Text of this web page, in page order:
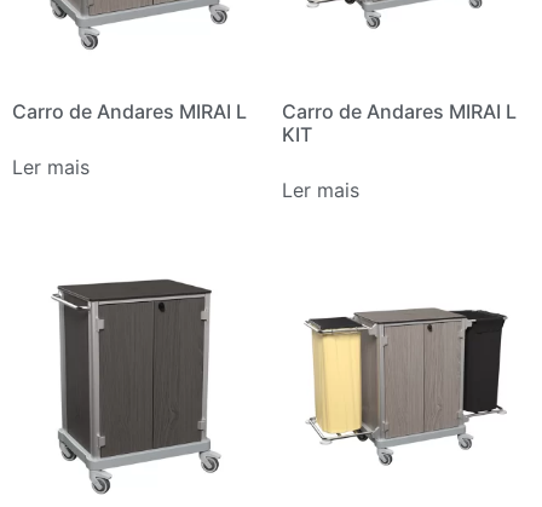
Carro de Andares MIRAI L
Ler mais
Carro de Andares MIRAI L
KIT
Ler mais